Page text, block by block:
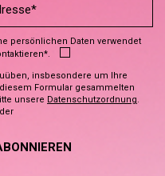
persönlichen Daten verwendet
insbesondere um Ihre
Formular gesammelten
unsere Datenschutzordnung.